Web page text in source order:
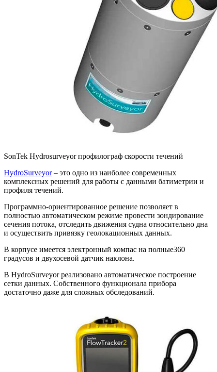
SonTek Hydrosurveyor профилограф скорости течений
HydroSurveyor– это одно из наиболее современных
комплексных решений для работы с данными батиметрии и
профиля течений.
Программно-ориентированное решение позволяет в
полностью автоматическом режиме провести зондирование
сечения потока, отследить движения судна относительно дна
и осуществить привязку геолокационных данных.
В корпусе имеется электронный компас на полные360
градусов и двухосевой датчик наклона.
В HydroSurveyor реализовано автоматическое построение
сетки данных. Собственного функционала прибора
достаточно даже для сложных обследований.